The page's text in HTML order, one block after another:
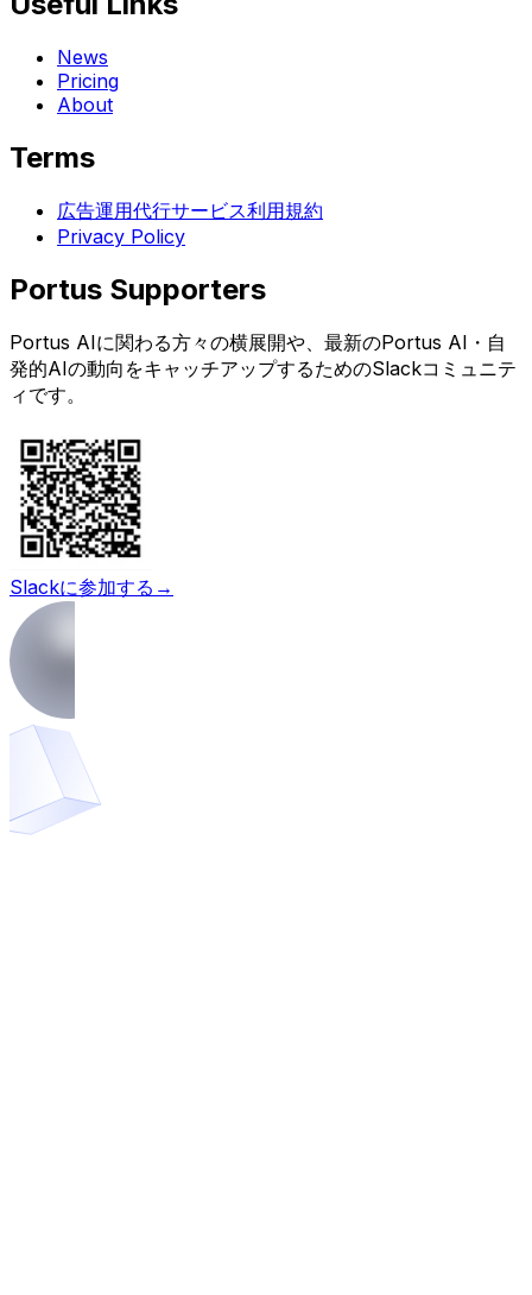
News
Pricing
About
Terms
広告運用代行サービス利用規約
Privacy Policy
Portus Supporters
Portus AIに関わる方々の横展開や、最新のPortus AI・自
発的AIの動向をキャッチアップするためのSlackコミュニテ
ィです。
Slackに参加する →